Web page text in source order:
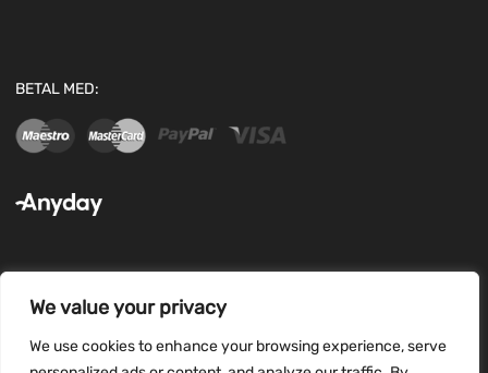
We value your privacy
We use cookies to enhance your browsing experience, serve
BETAL MED:
FØLG OS: